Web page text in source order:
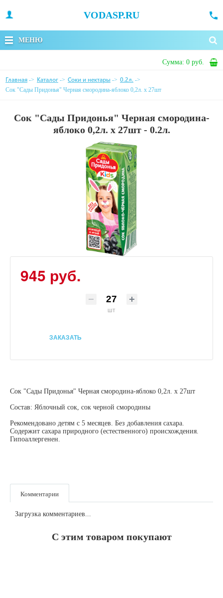
VODASP.RU
МЕНЮ
Сумма: 0 руб.
Главная -> Каталог -> Соки и нектары -> 0.2л. ->
Сок "Сады Придонья" Черная смородина-яблоко 0,2л. х 27шт
Сок "Сады Придонья" Черная смородина-
яблоко 0,2л. х 27шт - 0.2л.
945 руб.
шт
ЗАКАЗАТЬ
Сок "Сады Придонья" Черная смородина-яблоко 0,2л. х 27шт
Состав: Яблочный сок, сок черной смородины
Рекомендовано детям с 5 месяцев. Без добавления сахара.
Содержит сахара природного (естественного) происхождения.
Гипоаллергенен.
Комментарии
Загрузка комментариев...
С этим товаром покупают